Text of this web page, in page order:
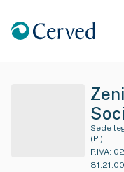
Sede
(PI)
P.IVA:
81.21.00